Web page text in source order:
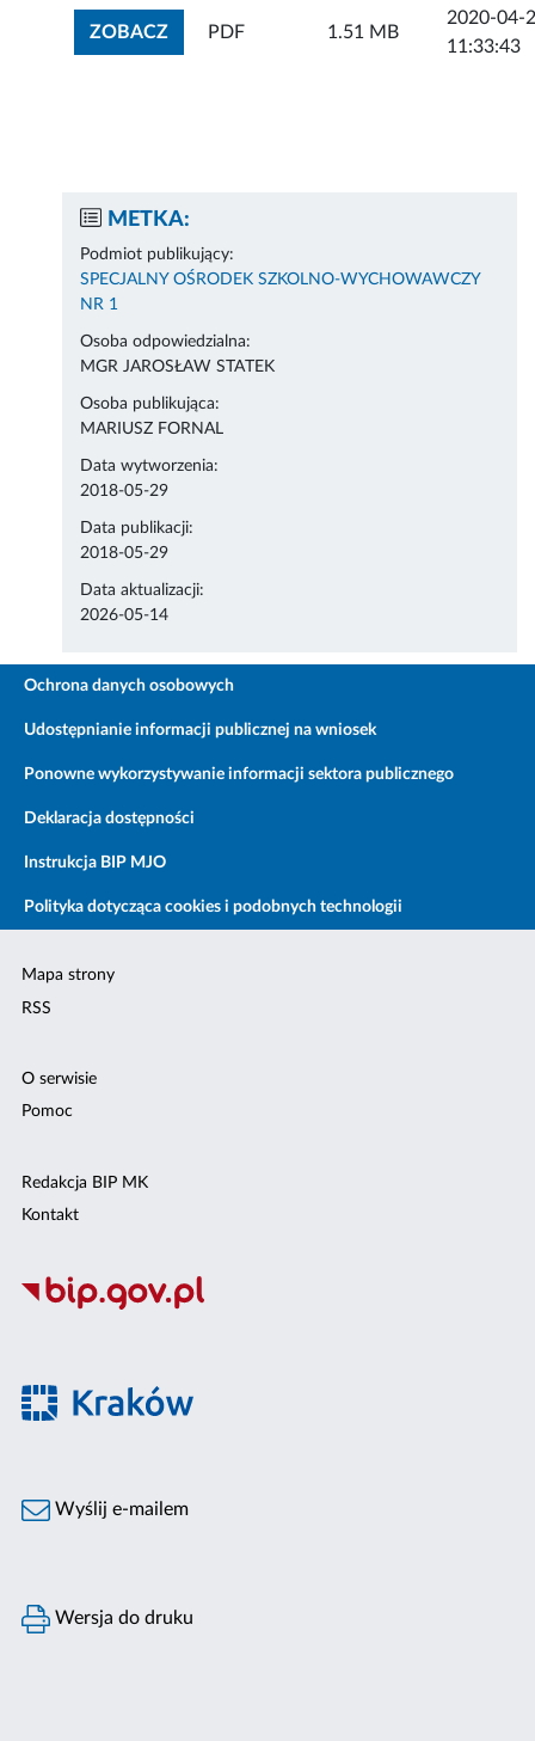
ZOBACZZOBACZ ZAŁĄCZNIK
PDF 1.51 MB
2020-04-
11:33:43
METKA:
Podmiot publikujący:
SPECJALNY OŚRODEK SZKOLNO-WYCHOWAWCZY
NR 1
Osoba odpowiedzialna:
MGR JAROSŁAW STATEK
Osoba publikująca:
MARIUSZ FORNAL
Data wytworzenia:
2018-05-29
Data publikacji:
2018-05-29
Data aktualizacji:
2026-05-14
Ochrona danych osobowych
Udostępnianie informacji publicznej na wniosek
Ponowne wykorzystywanie informacji sektora publicznego
Deklaracja dostępności
Instrukcja BIP MJO
Polityka dotycząca cookies i podobnych technologii
Mapa strony
RSS
O serwisie
Pomoc
Redakcja BIP MK
Kontakt
Wyślij e-mailem
Wersja do druku